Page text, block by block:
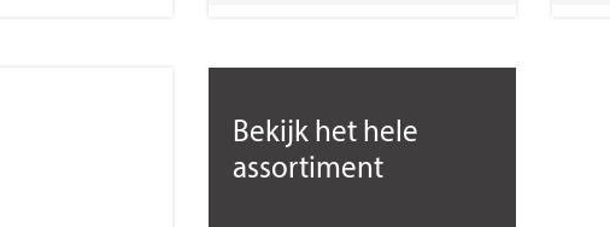
Bekijk het hele
assortiment